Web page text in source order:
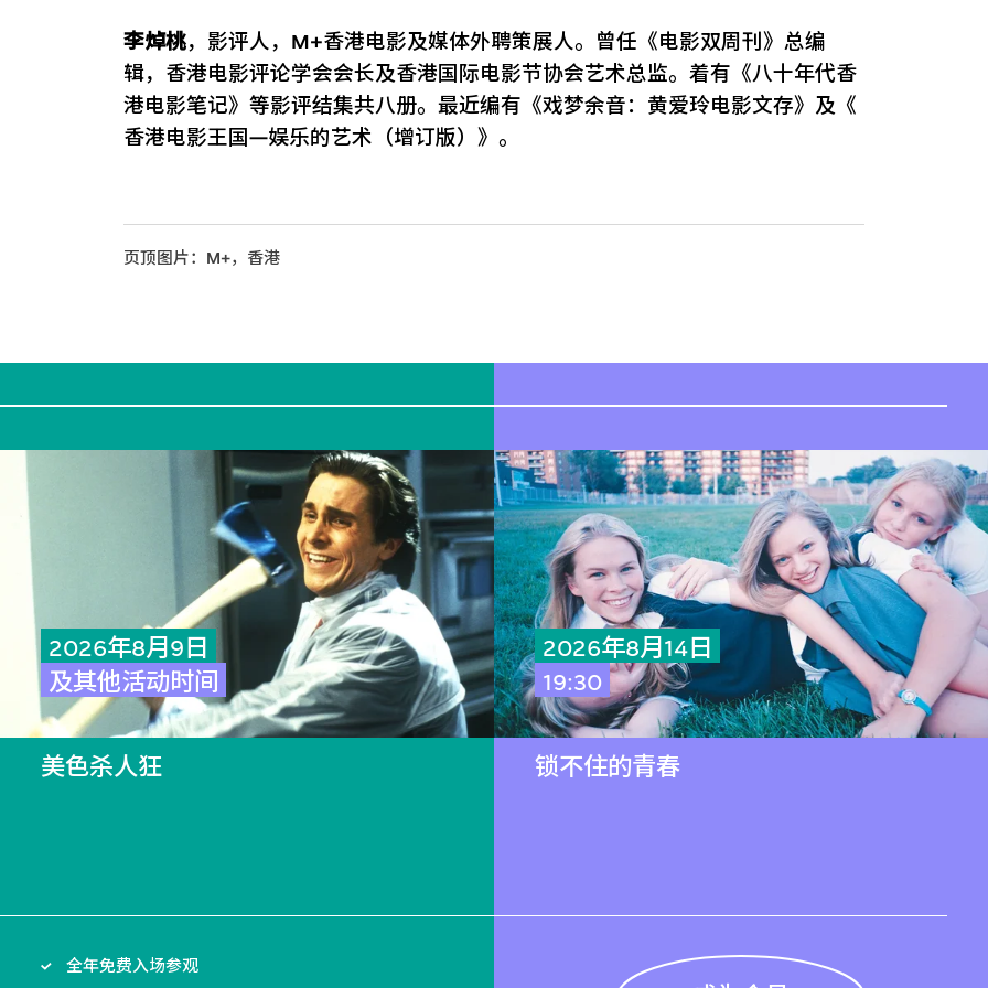
李焯桃，影评人，M+香港电影及媒体外聘策展人。曾任《电影双周刊》总编
辑，香港电影评论学会会长及香港国际电影节协会艺术总监。着有《八十年代香
港电影笔记》等影评结集共八册。最近编有《戏梦余音：黄爱玲电影文存》及《
香港电影王国—娱乐的艺术（增订版）》。
页顶图片：M+，香港
2026年8月9日
及其他活动时间
美色杀人狂
2026年8月14日
19:30
锁不住的青春
全年免费入场参观